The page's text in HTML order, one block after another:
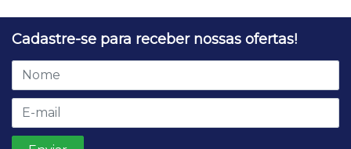
Cadastre-se para receber nossas ofertas!